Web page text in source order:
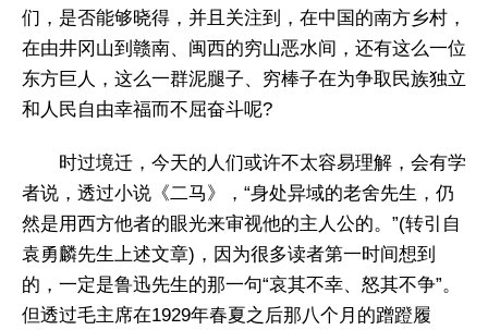
们，是否能够晓得，并且关注到，在中国的南方乡村，
在由井冈山到赣南、闽西的穷山恶水间，还有这么一位
东方巨人，这么一群泥腿子、穷棒子在为争取民族独立
和人民自由幸福而不屈奋斗呢?
时过境迁，今天的人们或许不太容易理解，会有学
者说，透过小说《二马》，“身处异域的老舍先生，仍
然是用西方他者的眼光来审视他的主人公的。”(转引自
袁勇麟先生上述文章)，因为很多读者第一时间想到
的，一定是鲁迅先生的那一句“哀其不幸、怒其不争”。
但透过毛主席在1929年春夏之后那八个月的蹭蹬履